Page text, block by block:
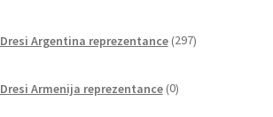
Dresi Argentina reprezentance 297izdelkov
Dresi Armenija reprezentance 0izdelkov